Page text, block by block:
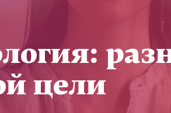
цели